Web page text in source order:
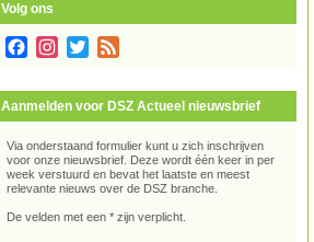
Volg ons
FacebookInstagram
Twitter
Aanmelden voor DSZ Actueel nieuwsbrief
Via onderstaand formulier kunt u zich inschrijven
voor onze nieuwsbrief. Deze wordt één keer in per
week verstuurd en bevat het laatste en meest
relevante nieuws over de DSZ branche.
De velden met een * zijn verplicht.